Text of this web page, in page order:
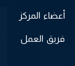
أعضاء المركز
فريق العمل